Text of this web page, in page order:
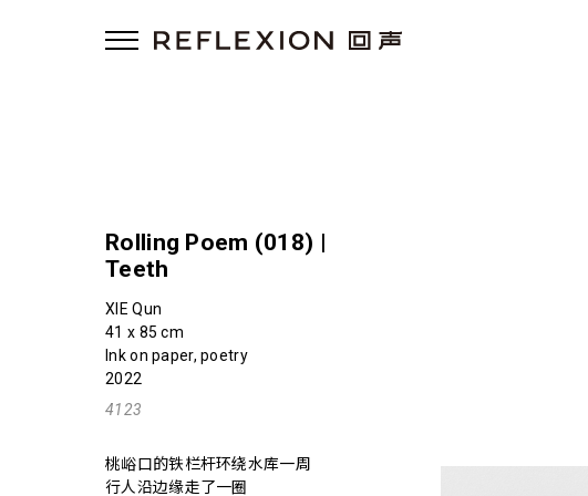
Rolling Poem (018) |
Teeth
XIE Qun
41 x 85 cm
Ink on paper, poetry
2022
4123
桃峪口的铁栏杆环绕水库一周
行人沿边缘走了一圈